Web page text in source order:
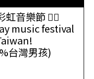
虹音樂節🏳‍🌈
music festival
台灣男孩)